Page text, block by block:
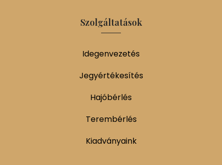
Szolgáltatások
Idegenvezetés
Jegyértékesítés
Hajóbérlés
Terembérlés
Kiadványaink